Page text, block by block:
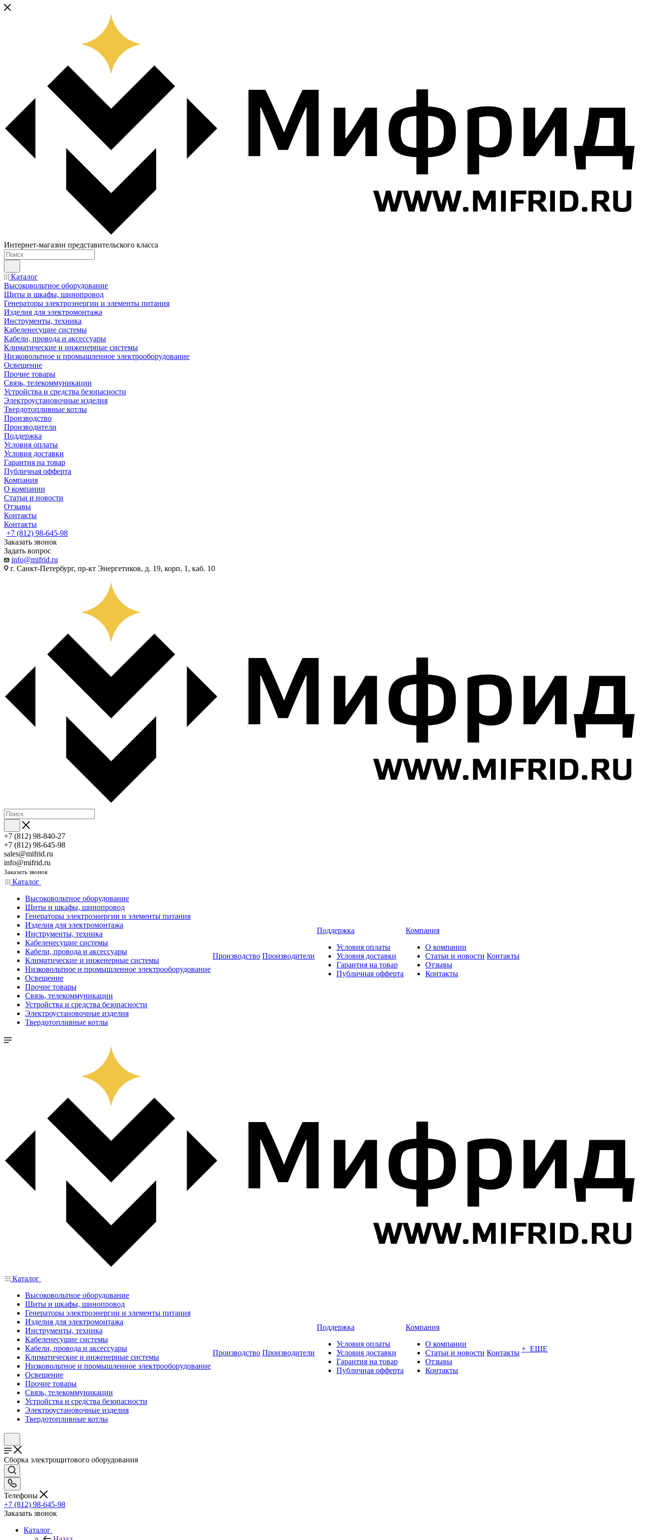
Интернет-магазин представительского класса
Каталог
Высоковольтное оборудование
Щиты и шкафы, шинопровод
Генераторы электроэнергии и элементы питания
Изделия для электромонтажа
Инструменты, техника
Кабеленесущие системы
Кабели, провода и аксессуары
Климатические и инженерные системы
Низковольтное и промышленное электрооборудование
Освещение
Прочие товары
Связь, телекоммуникации
Устройства и средства безопасности
Электроустановочные изделия
Твердотопливные котлы
Производство
Производители
Поддержка
Условия оплаты
Условия доставки
Гарантия на товар
Публичная офферта
Компания
О компании
Статьи и новости
Отзывы
Контакты
Контакты
+7 (812) 98-645-98
Заказать звонок
Задать вопрос
info@mifrid.ru
г. Санкт-Петербург, пр-кт Энергетиков, д. 19, корп. 1, каб. 10
+7 (812) 98-840-27
+7 (812) 98-645-98
sales@mifrid.ru
info@mifrid.ru
Заказать звонок
Каталог
Высоковольтное оборудование
Щиты и шкафы, шинопровод
Генераторы электроэнергии и элементы питания
Изделия для электромонтажа
Инструменты, техника
Кабеленесущие системы
Кабели, провода и аксессуары
Климатические и инженерные системы
Низковольтное и промышленное электрооборудование
Освещение
Прочие товары
Связь, телекоммуникации
Устройства и средства безопасности
Электроустановочные изделия
Твердотопливные котлы
Производство Производители
Поддержка
Условия оплаты
Условия доставки
Гарантия на товар
Публичная офферта
Компания
О компании
Статьи и новости
Отзывы
Контакты
Контакты
Каталог
Высоковольтное оборудование
Щиты и шкафы, шинопровод
Генераторы электроэнергии и элементы питания
Изделия для электромонтажа
Инструменты, техника
Кабеленесущие системы
Кабели, провода и аксессуары
Климатические и инженерные системы
Низковольтное и промышленное электрооборудование
Освещение
Прочие товары
Связь, телекоммуникации
Устройства и средства безопасности
Электроустановочные изделия
Твердотопливные котлы
Производство Производители
Поддержка
Условия оплаты
Условия доставки
Гарантия на товар
Публичная офферта
Компания
О компании
Статьи и новости
Отзывы
Контакты
Контакты + ЕЩЕ
Сборка электрощитового оборудования
Телефоны
+7 (812) 98-645-98
Заказать звонок
Каталог